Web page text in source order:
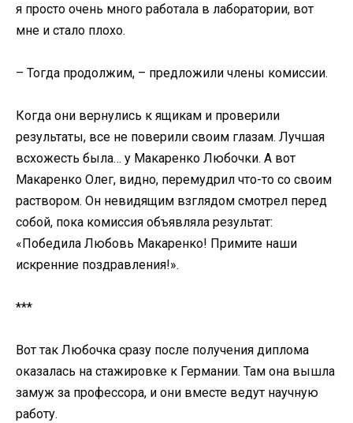
я просто очень много работала в лаборатории, вот
мне и стало плохо.
– Тогда продолжим, – предложили члены комиссии.
Когда они вернулись к ящикам и проверили
результаты, все не поверили своим глазам. Лучшая
всхожесть была… у Макаренко Любочки. А вот
Макаренко Олег, видно, перемудрил что-то со своим
раствором. Он невидящим взглядом смотрел перед
собой, пока комиссия объявляла результат:
«Победила Любовь Макаренко! Примите наши
искренние поздравления!».
***
Вот так Любочка сразу после получения диплома
оказалась на стажировке к Германии. Там она вышла
замуж за профессора, и они вместе ведут научную
работу.